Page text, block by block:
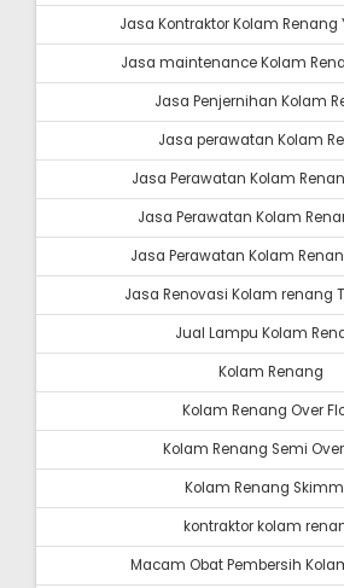
Jasa Kontraktor Kolam Renang
Jasa maintenance Kolam
Jasa Penjernihan Kolam
Jasa perawatan Kolam
Jasa Perawatan Kolam
Jasa Perawatan Kolam
Jasa Perawatan Kolam
Jasa Renovasi Kolam renang
Jual Lampu Kolam
Kolam Renang
Kolam Renang Over
Kolam Renang Semi
Kolam Renang
kontraktor kolam
Macam Obat Pembersih